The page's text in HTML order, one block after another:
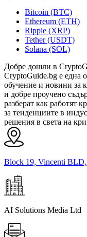
Bitcoin (BTC)
Ethereum (ETH)
Ripple (XRP)
Tether (USDT)
Solana (SOL)
Добре дошли в
CryptoGuide.bg е една
обучение и новини за
и добре проучено
разберат как работят
за тенденциите в
решения в света на
Block 19, Vincenti BLD,
AI Solutions Media Ltd